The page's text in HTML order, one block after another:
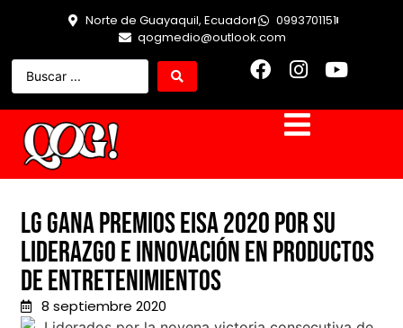
Norte de Guayaquil, Ecuador
0993701151
qogmedio@outlook.com
LG gana Premios EISA 2020 por su
liderazgo e innovación en productos
de entretenimientos
8 septiembre 2020